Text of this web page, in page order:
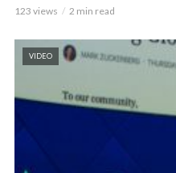
123 views 2 min read
VIDEO